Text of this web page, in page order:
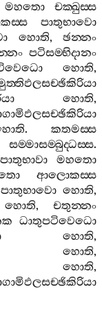
මහතො
චක‍්ඛුස‍්ස
පාතුභාවො
හොති,ඡන‍්නං
පටිසම‍්භිදානං
හොති,
හොති,
.කතමස‍්ස
සම‍්මාසම‍්බුද‍්ධස‍්ස.
පාතුභාවා
මහතො
ආලොකස‍්ස
පාතුභාවො හොති,
හොති, චතුන‍්නං
ධාතුපටිවෙධො
හොති,
හොති,
හොති,